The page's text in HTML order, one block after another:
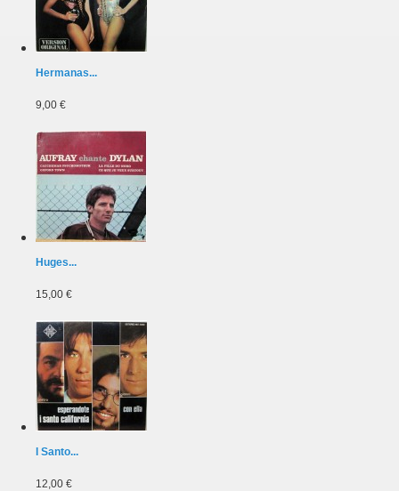
Hermanas...
9,00 €
Huges...
15,00 €
I Santo...
12,00 €